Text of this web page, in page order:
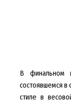
В финальном
состоявшемся в
стиле в